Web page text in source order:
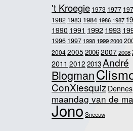
't Kroegie 1973 1977
1982 1983 1984 1986 1987
1990 1991 19921993
1996 1997 1998 1999 2000
20042005 200620072008
2011 2012 2013André
Blogman
ConXiesquiz Dennes
maandag van de
JonoSneeuw